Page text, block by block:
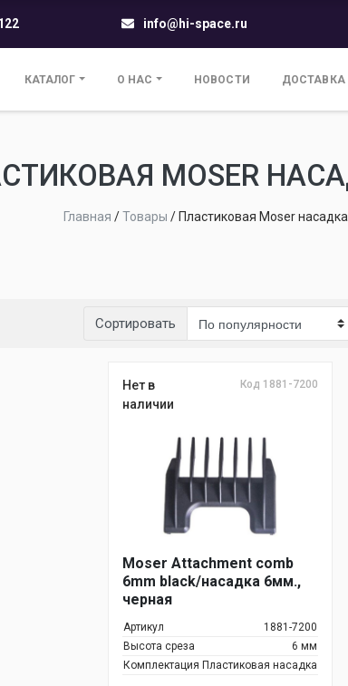
info@hi-space.ru
КАТАЛОГ О НАС НОВОСТИ ДОСТАВКА
MOSER
Главная /Товары / Пластиковая Moser
Сортировать
Нет в
наличии
Код 1881-7200
Moser Attachment comb
6mm black/насадка 6мм.,
черная
Артикул
1881-7200
Высота среза
6 мм
Комплектация Пластиковая насадка